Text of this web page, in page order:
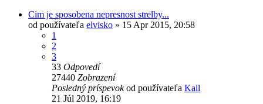
Cim je sposobena nepresnost strelby...
od používateľa elvisko » 15 Apr 2015, 20:58
1
2
3
33 Odpovedí
27440 Zobrazení
Posledný príspevokod používateľa Kall
21 Júl 2019, 16:19